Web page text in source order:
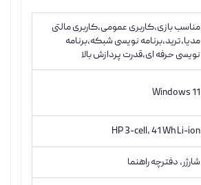
مناسب بازی،کاربری عمومی،کاربری مالتی
مدیا،ترید،برنامه نویسی شبکه،برنامه
نویسی حرفه ای،قدرت پردازش بالا
Windows 11
HP 3-cell, 41 Wh Li-ion
شارژر، دفترچه راهنما